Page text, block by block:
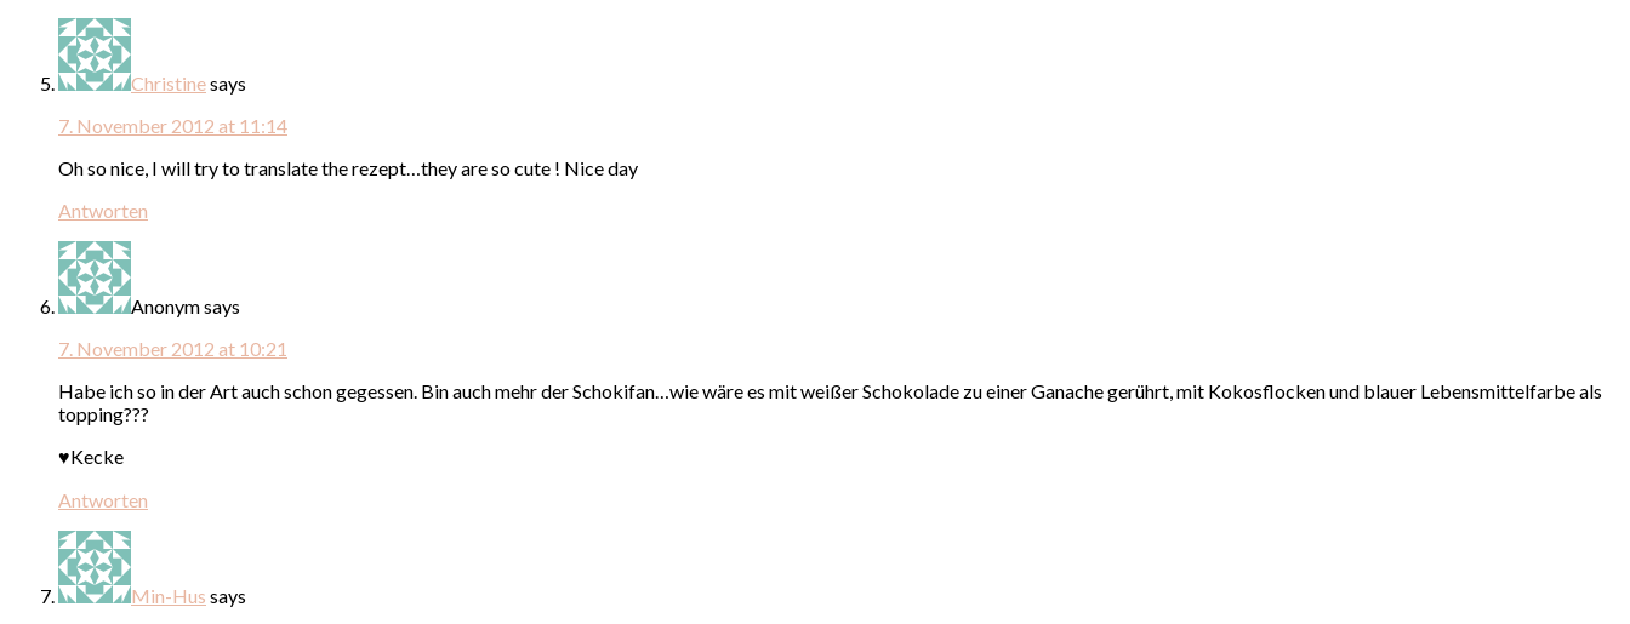
Christinesays
7. November 2012 at 11:14
Oh so nice, I will try to translate the rezept…they are so cute ! Nice day
Antworten
Anonymsays
7. November 2012 at 10:21
Habe ich so in der Art auch schon gegessen. Bin auch mehr der Schokifan…wie wäre es mit weißer Schokolade zu einer Ganache gerührt, mit Kokosflocken und blauer Lebensmittelfarbe als
topping???
♥Kecke
Antworten
Min-Hus says